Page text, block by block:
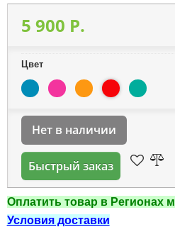
5 900 P.
Цвет
Нет в наличии
Быстрый заказ
Оплатить товар в Регионах
Условия доставки